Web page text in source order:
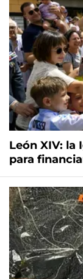
León XIV: la
para